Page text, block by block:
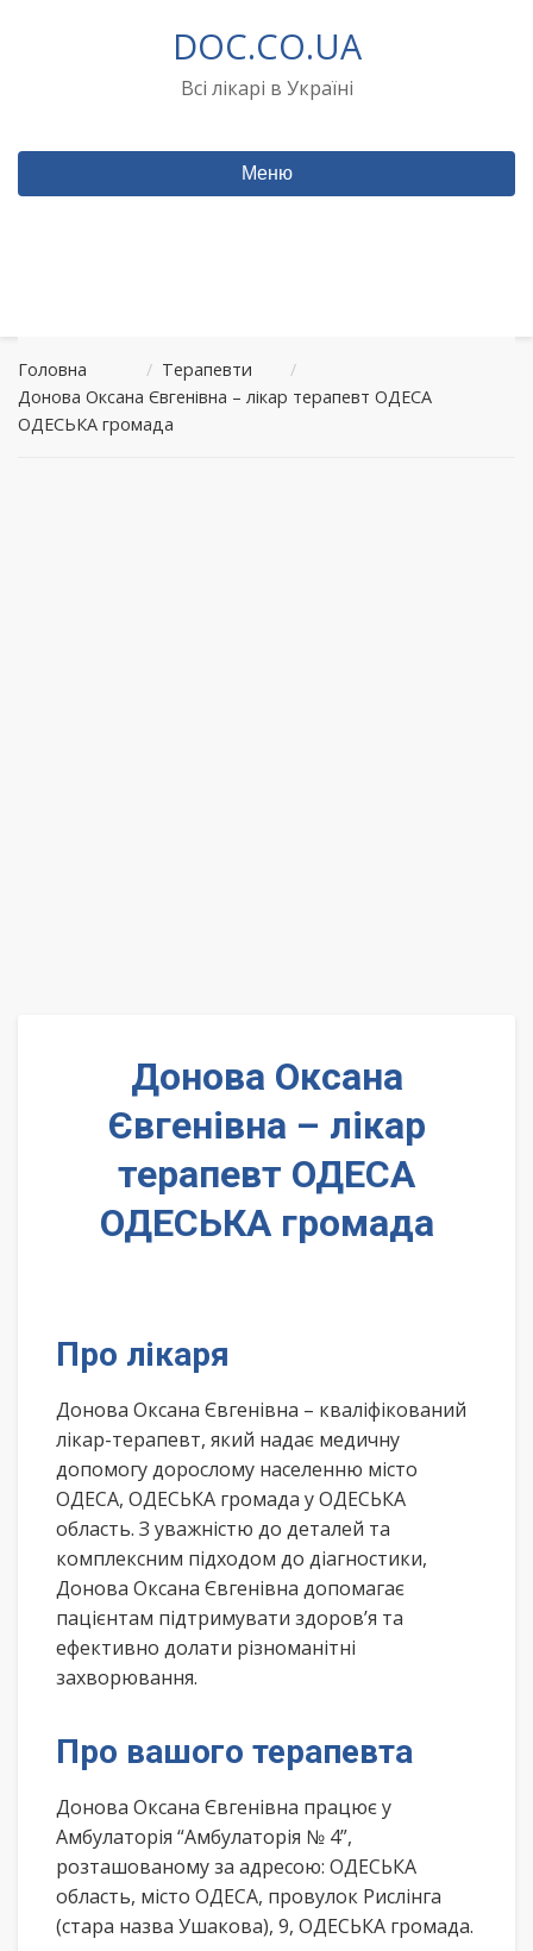
DOC.CO.UA
Всі лікарі в Україні
Меню
Головна / Терапевти
/
Донова Оксана Євгенівна – лікар терапевт ОДЕСА
ОДЕСЬКА громада
Донова Оксана
Євгенівна – лікар
терапевт ОДЕСА
ОДЕСЬКА громада
Про лікаря
Донова Оксана Євгенівна – кваліфікований
лікар-терапевт, який надає медичну
допомогу дорослому населенню місто
ОДЕСА, ОДЕСЬКА громада у ОДЕСЬКА
область. З уважністю до деталей та
комплексним підходом до діагностики,
Донова Оксана Євгенівна допомагає
пацієнтам підтримувати здоров’я та
ефективно долати різноманітні
захворювання.
Про вашого терапевта
Донова Оксана Євгенівна працює у
Амбулаторія “Амбулаторія № 4”,
розташованому за адресою: ОДЕСЬКА
область, місто ОДЕСА, провулок Рислінга
(стара назва Ушакова), 9, ОДЕСЬКА громада.